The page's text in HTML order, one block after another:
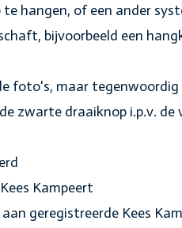
hangen, of een ander
bijvoorbeeld een
foto's, maar
zwarte draaiknop i.p.v. de
Kampeert
aan geregistreerde Kees